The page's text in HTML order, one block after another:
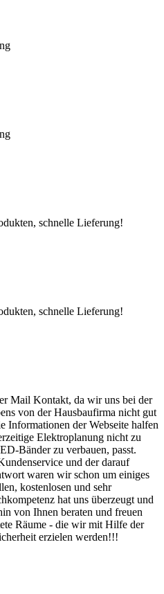
schnelle Lieferung!
schnelle Lieferung!
Mail Kontakt, da wir uns bei der
von der Hausbaufirma nicht gut
Informationen der Webseite halfen
Elektroplanung nicht zu
Bänder zu verbauen, passt.
und der darauf
waren wir schon um einiges
kostenlosen und sehr
hat uns überzeugt und
von Ihnen beraten und freuen
Räume - die wir mit Hilfe der
erzielen werden!!!